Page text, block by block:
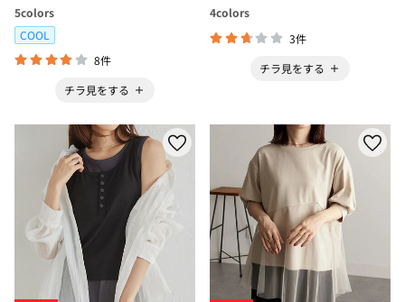
5colors
COOL
8件
チラ見をする
4colors
3件
チラ見をする